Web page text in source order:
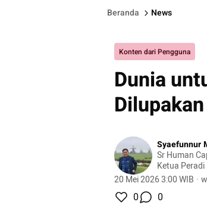
Beranda News
Konten dari Pengguna
Dunia
Dilupakan
Syaefunnur
Sr Human
Ketua Peradi
20 Mei 2026 3:00 WIB ·
0 0